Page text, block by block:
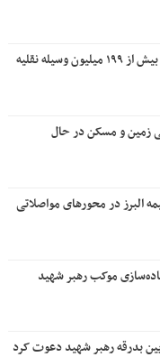
در سه ماهه امسال رقم خورد تردد بیش از ۱۹۹ میلیون وسیله نقلیه
ملی زمین و مسکن در حال
البرز در محورهای مواصلاتی
موکب رهبر شهید
بدرقه رهبر شهید دعوت کرد